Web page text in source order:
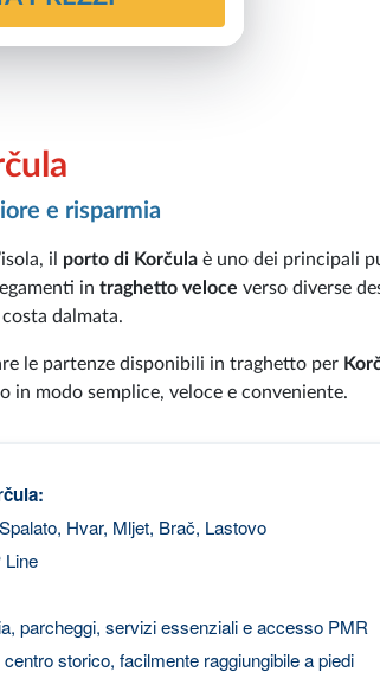
e risparmia
il porto di Korčula è uno dei principali
in traghetto veloce verso diverse
dalmata.
le partenze disponibili in traghetto per
in modo semplice, veloce e conveniente.
Hvar, Mljet, Brač, Lastovo
Line
parcheggi, servizi essenziali e accesso PMR
storico, facilmente raggiungibile a piedi